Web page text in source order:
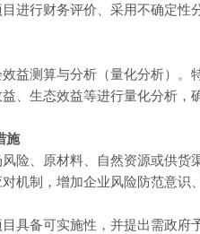
进行财务评价、采用不确定
益测算与分析（量化分析）
、生态效益等进行量化分析
施
险、原材料、自然资源或供
机制，增加企业风险防范意识
具备可实施性，并提出需政府